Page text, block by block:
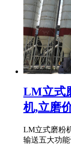
LM立式
机,立磨
LM立式磨粉
输送五大功